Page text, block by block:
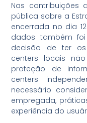
Nas contribuições
pública sobre a
encerrada no dia
dados também
decisão de ter
centers locais
proteção de
centers
necessário
empregada,
experiência do